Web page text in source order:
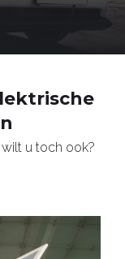
u toch ook?